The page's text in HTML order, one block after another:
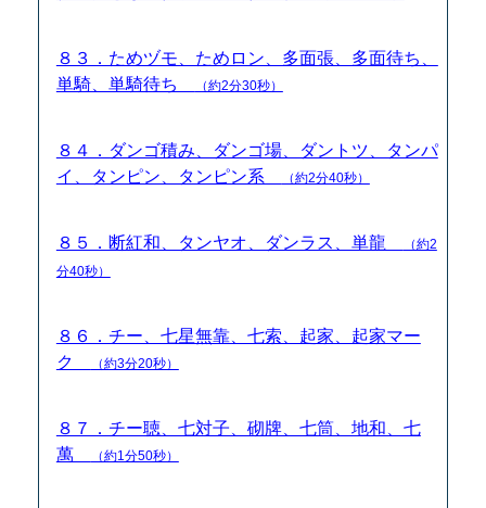
８３．ためヅモ、ためロン、多面張、多面待ち、
単騎、単騎待ち
（約2分30秒）
８４．ダンゴ積み、ダンゴ場、ダントツ、タンパ
イ、タンピン、タンピン系
（約2分40秒）
８５．断紅和、タンヤオ、ダンラス、単龍
（約2
分40秒）
８６．チー、七星無靠、七索、起家、起家マー
ク
（約3分20秒）
８７．チー聴、七対子、砌牌、七筒、地和、七
萬
（約1分50秒）